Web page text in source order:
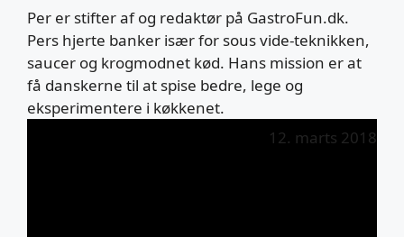
Per er stifter af og redaktør på GastroFun.dk.
Pers hjerte banker især for sous vide-teknikken,
saucer og krogmodnet kød. Hans mission er at
få danskerne til at spise bedre, lege og
eksperimentere i køkkenet.
12. marts 2018